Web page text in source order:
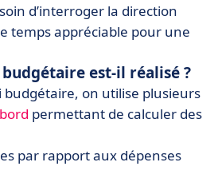
d’interroger la direction
temps appréciable pour une
est-il réalisé ?
budgétaire, on utilise plusieurs
permettant de calculer des
par rapport aux dépenses